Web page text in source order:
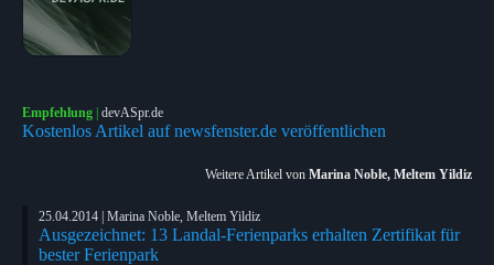
Empfehlung | devASpr.de
Kostenlos Artikel auf newsfenster.de veröffentlichen
Weitere Artikel von Marina Noble, Meltem Yildiz
25.04.2014 | Marina Noble, Meltem Yildiz
Ausgezeichnet: 13 Landal-Ferienparks erhalten Zertifikat für
bester Ferienpark